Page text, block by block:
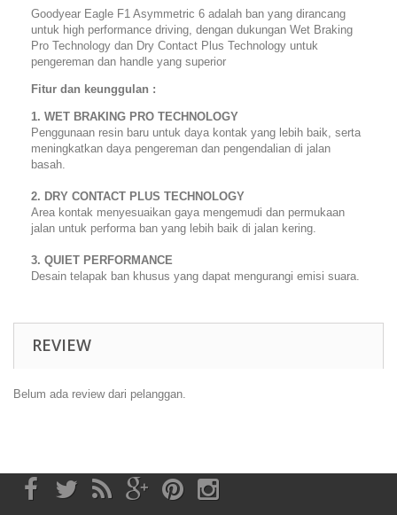
Goodyear Eagle F1 Asymmetric 6 adalah ban yang dirancang
untuk high performance driving, dengan dukungan Wet Braking
Pro Technology dan Dry Contact Plus Technology untuk
pengereman dan handle yang superior
Fitur dan keunggulan :
1. WET BRAKING PRO TECHNOLOGY
Penggunaan resin baru untuk daya kontak yang lebih baik, serta
meningkatkan daya pengereman dan pengendalian di jalan
basah.
2. DRY CONTACT PLUS TECHNOLOGY
Area kontak menyesuaikan gaya mengemudi dan permukaan
jalan untuk performa ban yang lebih baik di jalan kering.
3. QUIET PERFORMANCE
Desain telapak ban khusus yang dapat mengurangi emisi suara.
REVIEW
Belum ada review dari pelanggan.